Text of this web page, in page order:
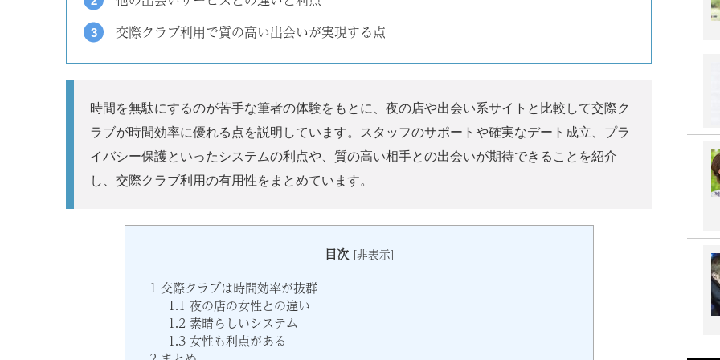
交際クラブ利用で質の高い出会いが実現する点
時間を無駄にするのが苦手な筆者の体験をもとに、夜の店や出会い系サイトと比較して交際ク
ラブが時間効率に優れる点を説明しています。スタッフのサポートや確実なデート成立、プラ
イバシー保護といったシステムの利点や、質の高い相手との出会いが期待できることを紹介
し、交際クラブ利用の有用性をまとめています。
目次 [非表示]
1 交際クラブは時間効率が抜群
1.1 夜の店の女性との違い
1.2素晴らしいシステム
1.3女性も利点がある